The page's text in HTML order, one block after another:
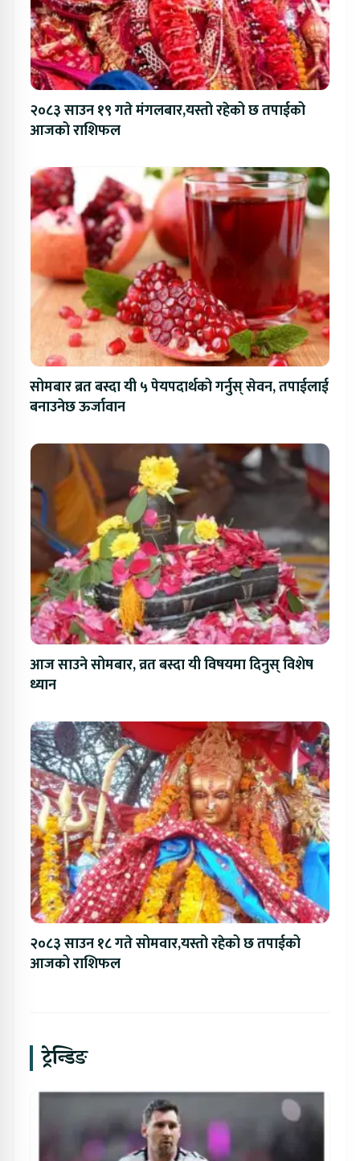
२०८३ साउन १९ गते मंगलबार,यस्तो रहेको छ तपाईको
आजको राशिफल
सोमबार ब्रत बस्दा यी ५ पेयपदार्थको गर्नुस् सेवन, तपाईलाई
बनाउनेछ ऊर्जावान
आज साउने सोमबार, व्रत बस्दा यी विषयमा दिनुस् विशेष
ध्यान
२०८३ साउन १८ गते सोमवार,यस्तो रहेको छ तपाईको
आजको राशिफल
ट्रेन्डिङ